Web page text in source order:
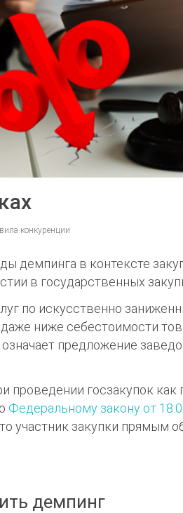
конкуренции
демпинга в контексте
в государственных
по искусственно
ниже себестоимости
предложение
госзакупок как
Федеральному закону от
участник закупки прямым
демпинг